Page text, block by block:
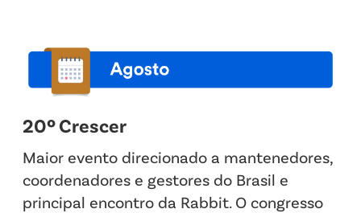
20º Crescer
Maior evento direcionado a mantenedores,
coordenadores e gestores do Brasil e
principal encontro da Rabbit. O congresso